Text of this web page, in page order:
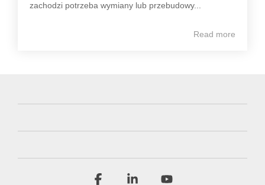
zachodzi potrzeba wymiany lub przebudowy...
Read more
Facebook Linkedin